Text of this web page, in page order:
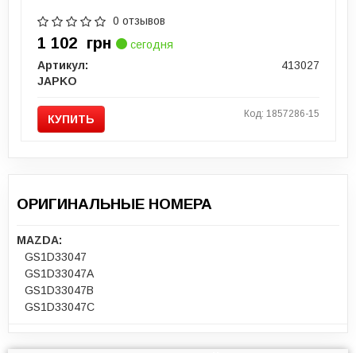
0 отзывов
1 102 грн
сегодня
Артикул:
413027
JAPKO
КУПИТЬ Код: 1857286-15
ОРИГИНАЛЬНЫЕ НОМЕРА
MAZDA:
GS1D33047
GS1D33047A
GS1D33047B
GS1D33047C